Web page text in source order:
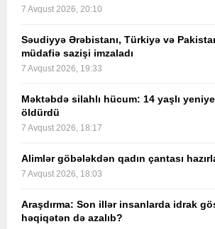
7 Avqust 2026, 20:10
Səudiyyə Ərəbistanı, Türkiyə və
müdafiə sazişi imzaladı
7 Avqust 2026, 19:33
Məktəbdə silahlı hücum: 14 yaşlı
öldürdü
7 Avqust 2026, 18:17
Alimlər göbələkdən qadın çantası
7 Avqust 2026, 18:03
Araşdırma: Son illər insanlarda idrak
həqiqətən də azalıb?